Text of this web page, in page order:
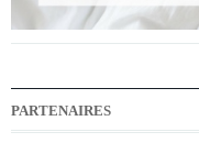
PARTENAIRES